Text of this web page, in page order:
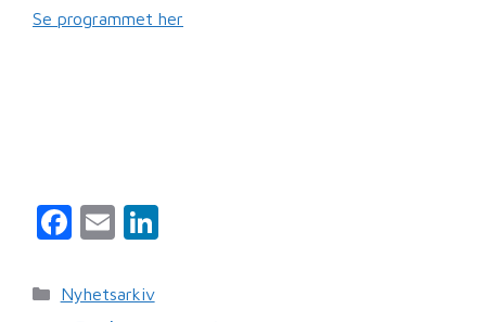
Se programmet her
F
c
E
ai
Kategorier
Nyhetsarkiv